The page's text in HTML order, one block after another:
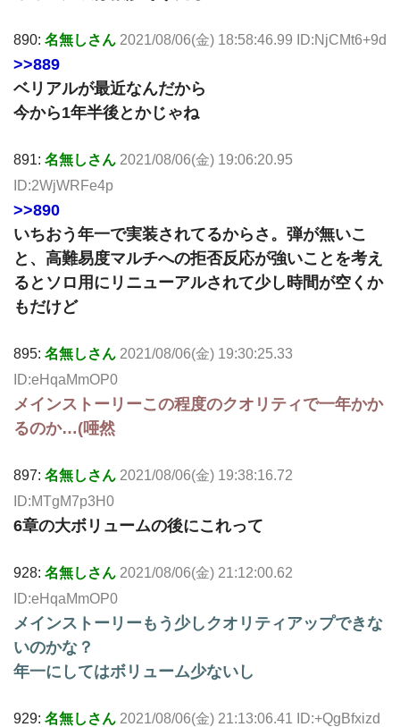
890: 名無しさん 2021/08/06(金) 18:58:46.99 ID:NjCMt6+9d
>>889
ベリアルが最近なんだから
今から1年半後とかじゃね
891: 名無しさん 2021/08/06(金) 19:06:20.95
ID:2WjWRFe4p
>>890
いちおう年一で実装されてるからさ。弾が無いこ
と、高難易度マルチへの拒否反応が強いことを考え
るとソロ用にリニューアルされて少し時間が空くか
もだけど
895: 名無しさん 2021/08/06(金) 19:30:25.33
ID:eHqaMmOP0
メインストーリーこの程度のクオリティで一年かか
るのか…(唖然
897: 名無しさん 2021/08/06(金) 19:38:16.72
ID:MTgM7p3H0
6章の大ボリュームの後にこれって
928: 名無しさん 2021/08/06(金) 21:12:00.62
ID:eHqaMmOP0
メインストーリーもう少しクオリティアップできな
いのかな？
年一にしてはボリューム少ないし
929: 名無しさん 2021/08/06(金) 21:13:06.41 ID:+QgBfxizd